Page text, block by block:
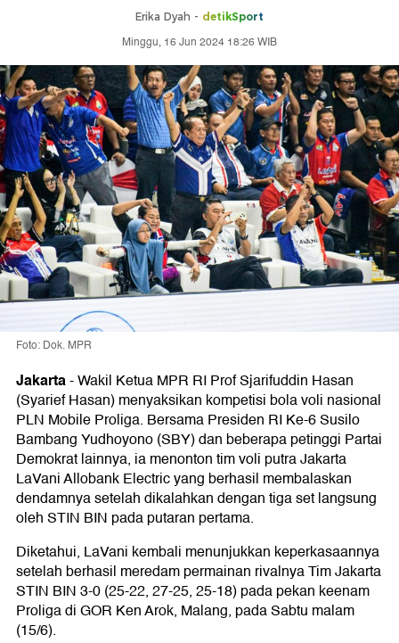
Erika Dyah - detikSport
Minggu, 16 Jun 2024 18:26 WIB
Foto: Dok. MPR
Jakarta-Wakil Ketua MPR RI Prof Sjarifuddin Hasan
(Syarief Hasan) menyaksikan kompetisi bola voli nasional
PLN Mobile Proliga. Bersama Presiden RI Ke-6 Susilo
Bambang Yudhoyono (SBY) dan beberapa petinggi Partai
Demokrat lainnya, ia menonton tim voli putra Jakarta
LaVani Allobank Electric yang berhasil membalaskan
dendamnya setelah dikalahkan dengan tiga set langsung
oleh STIN BIN pada putaran pertama.
Diketahui, LaVani kembali menunjukkan keperkasaannya
setelah berhasil meredam permainan rivalnya Tim Jakarta
STIN BIN 3-0 (25-22, 27-25, 25-18) pada pekan keenam
Proliga di GOR Ken Arok, Malang, pada Sabtu malam
(15/6).